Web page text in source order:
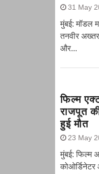
31 May
मुंबई: मॉडल
तनवीर अख्तर
और...
फिल्म
राजपूत
हुई मौत
23 May
मुंबई: फिल्म